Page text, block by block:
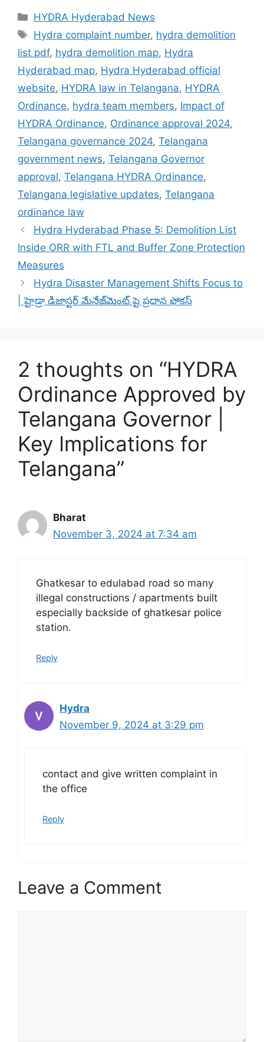
Categories
HYDRA Hyderabad News
Tags
Hydra complaint number, hydra demolition
list pdf, hydra demolition map, Hydra
Hyderabad map, Hydra Hyderabad official
website, HYDRA law in Telangana, HYDRA
Ordinance, hydra team members, Impact of
HYDRA Ordinance, Ordinance approval 2024,
Telangana governance 2024, Telangana
government news, Telangana Governor
approval, Telangana HYDRA Ordinance,
Telangana legislative updates, Telangana
ordinance law
Hydra Hyderabad Phase 5: Demolition List
Inside ORR with FTL and Buffer Zone Protection
Measures
Hydra Disaster Management Shifts Focus to
| హైడ్రా డిజాస్టర్ మేనేజ్‌మెంట్ పై ప్రధాన ఫోకస్
2 thoughts on “HYDRA
Ordinance Approved by
Telangana Governor |
Key Implications for
Telangana”
Bharat
November 3, 2024 at 7:34 am
Ghatkesar to edulabad road so many
illegal constructions / apartments built
especially backside of ghatkesar police
station.
Reply
Hydra
November 9, 2024 at 3:29 pm
contact and give written complaint in
the office
Reply
Leave a Comment